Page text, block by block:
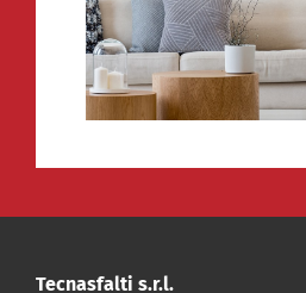
Tecnasfalti s.r.l.